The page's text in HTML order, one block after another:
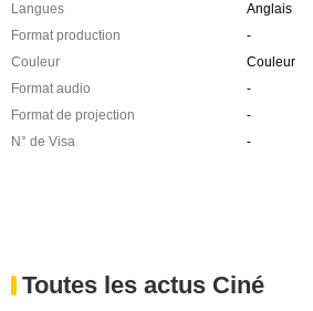
Langues
Anglais
Format production
-
Couleur
Couleur
Format audio
-
Format de projection
-
N° de Visa
-
Toutes les actus Ciné